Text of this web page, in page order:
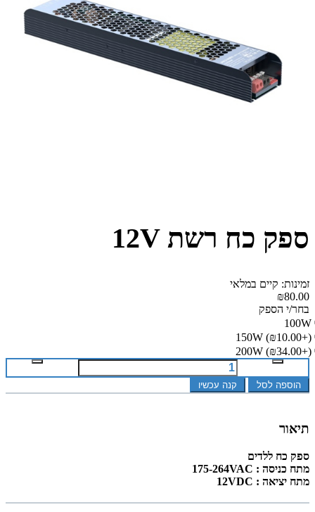
ספק כח רשת 12V
זמינות: קיים במלאי
₪80.00
בחר/י הספק
100W
150W (₪10.00+)
200W (₪34.00+)
הוספה לסל קנה עכשיו
תיאור
ספק כח ללדים
מתח כניסה : 175-264VAC
מתח יציאה : 12VDC